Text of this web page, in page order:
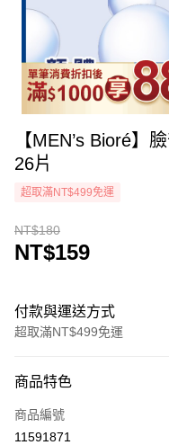
【MEN’s Bioré】
26片
超取滿NT$499免運
NT$180
NT$159
付款與運送方式
超取滿NT$499免運
icash Pay
信用卡一次付款
商品特色
商品編號
11591871